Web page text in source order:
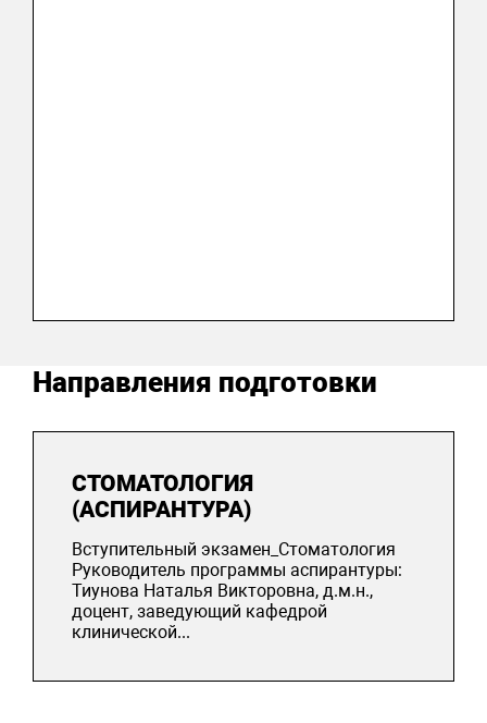
Направления подготовки
СТОМАТОЛОГИЯ
(АСПИРАНТУРА)
Вступительный экзамен_Стоматология
Руководитель программы аспирантуры:
Тиунова Наталья Викторовна, д.м.н.,
доцент, заведующий кафедрой
клинической...